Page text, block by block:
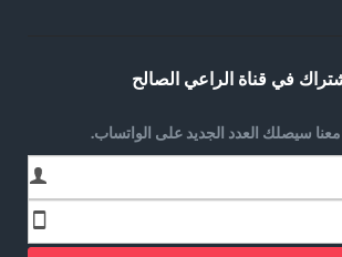
في قناة الراعي الصالح
سيصلك العدد الجديد على الواتساب.